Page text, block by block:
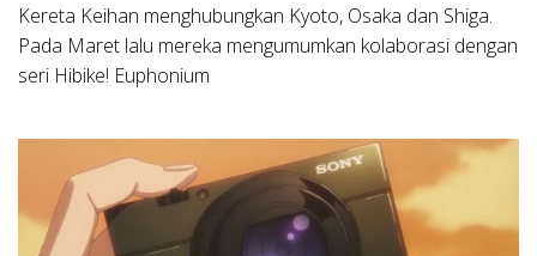
Kereta Keihan menghubungkan Kyoto, Osaka dan Shiga.
Pada Maret lalu mereka mengumumkan kolaborasi dengan
seri Hibike! Euphonium